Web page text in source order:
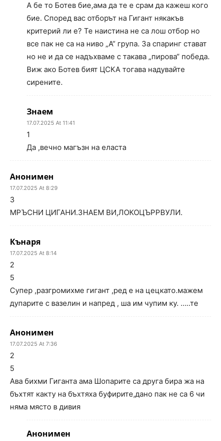
А бе то Ботев бие,ама да те е срам да кажеш кого
бие. Според вас отборът на Гигант някакъв
критерий ли е? Те наистина не са лош отбор но
все пак не са на ниво „А“ група. За спаринг стават
но не и да се надъхваме с такава „пирова“ победа.
Виж ако Ботев бият ЦСКА тогава надувайте
сирените.
Знаем
17.07.2025 At 11:41
1
Да ,вечно магъзн на еласта
Анонимен
17.07.2025 At 8:29
3
МРЪСНИ ЦИГАНИ.ЗНАЕМ ВИ,ЛОКОЦЪРРВУЛИ.
Кънаря
17.07.2025 At 8:14
2
5
Супер ,разгромихме гигант ,ред е на цецкато.мажем
дупарите с вазелин и напред , ша им чупим ку. …..те
Анонимен
17.07.2025 At 7:36
2
5
Ава бихми Гиганта ама Шопарите са друга бира жа на
бъхтят какту на бъхтяха буфирите,дано пак не са 6 чи
няма място в дивия
Анонимен